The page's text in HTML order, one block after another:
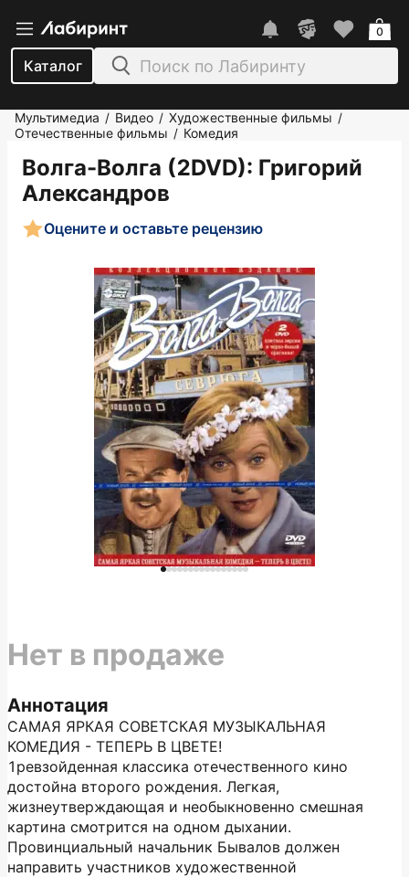
Каталог
0
Мультимедиа / Видео / Художественные фильмы /
Отечественные фильмы / Комедия
Волга-Волга (2DVD): Григорий
Александров
Оцените и оставьте рецензию
Аннотация
САМАЯ ЯРКАЯ СОВЕТСКАЯ МУЗЫКАЛЬНАЯ
КОМЕДИЯ - ТЕПЕРЬ В ЦВЕТЕ!
1ревзойденная классика отечественного кино
достойна второго рождения. Легкая,
жизнеутверждающая и необыкновенно смешная
картина смотрится на одном дыхании.
Провинциальный начальник Бывалов должен
направить участников художественной
Нет в продаже